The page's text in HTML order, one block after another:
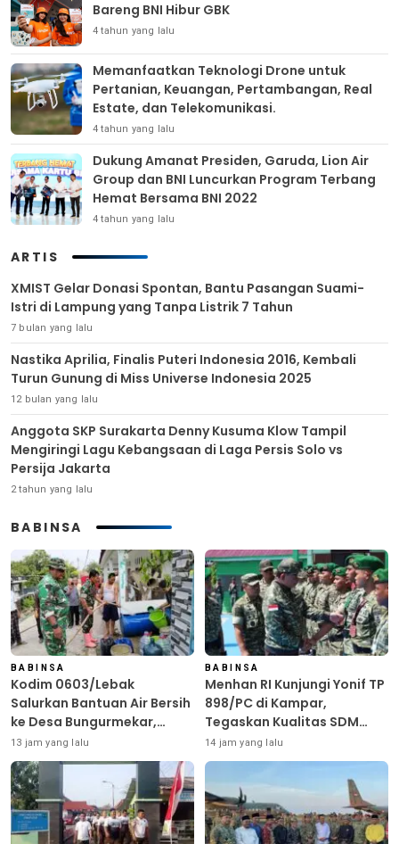
Bareng BNI Hibur GBK
4 tahun yang lalu
Memanfaatkan Teknologi Drone untuk
Pertanian, Keuangan, Pertambangan, Real
Estate, dan Telekomunikasi.
4 tahun yang lalu
Dukung Amanat Presiden, Garuda, Lion Air
Group dan BNI Luncurkan Program Terbang
Hemat Bersama BNI 2022
4 tahun yang lalu
ARTIS
XMIST Gelar Donasi Spontan, Bantu Pasangan Suami-
Istri di Lampung yang Tanpa Listrik 7 Tahun
7 bulan yang lalu
Nastika Aprilia, Finalis Puteri Indonesia 2016, Kembali
Turun Gunung di Miss Universe Indonesia 2025
12 bulan yang lalu
Anggota SKP Surakarta Denny Kusuma Klow Tampil
Mengiringi Lagu Kebangsaan di Laga Persis Solo vs
Persija Jakarta
2 tahun yang lalu
BABINSA
BABINSA
Kodim 0603/Lebak
Salurkan Bantuan Air Bersih
ke Desa Bungurmekar,
Ringankan Beban Warga
Terdampak Kemarau
13 jam yang lalu
BABINSA
Menhan RI Kunjungi Yonif TP
898/PC di Kampar,
Tegaskan Kualitas SDM
Kunci Kekuatan TNI
14 jam yang lalu